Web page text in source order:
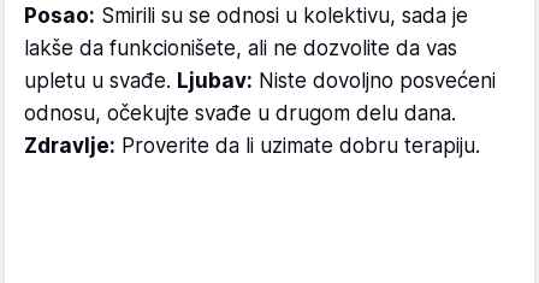
Posao: Smirili su se odnosi u kolektivu, sada je
lakše da funkcionišete, ali ne dozvolite da vas
upletu u svađe. Ljubav: Niste dovoljno posvećeni
odnosu, očekujte svađe u drugom delu dana.
Zdravlje: Proverite da li uzimate dobru terapiju.